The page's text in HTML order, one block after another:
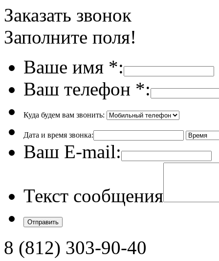
Заказать звонок
Заполните поля!
Ваше имя *:
Ваш телефон *:
Куда будем вам звонить:
Дата и время звонка:
Ваш E-mail:
Текст сообщения
8 (812) 303-90-40